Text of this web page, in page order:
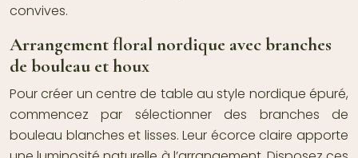
convives.
Arrangement floral nordique avec branches
de bouleau et houx
Pour créer un centre de table au style nordique épuré,
commencez par sélectionner des branches de
bouleau blanches et lisses. Leur écorce claire apporte